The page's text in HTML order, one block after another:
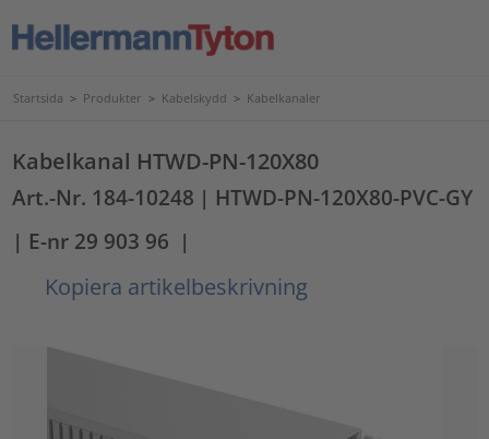
Startsida > Produkter > Kabelskydd > Kabelkanaler
Kabelkanal HTWD-PN-120X80
Art.-Nr. 184-10248 | HTWD-PN-120X80-PVC-GY
| E-nr 29 903 96 |
Kopiera artikelbeskrivning